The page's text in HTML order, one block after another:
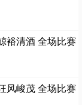
裕清酒 全场比赛
风峻茂 全场比赛